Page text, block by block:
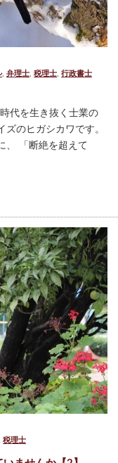
, 弁理士, 税理士, 行政書士
代を生き抜く士業の
のヒガシカワです。
、 「断絶を超えて
税理士